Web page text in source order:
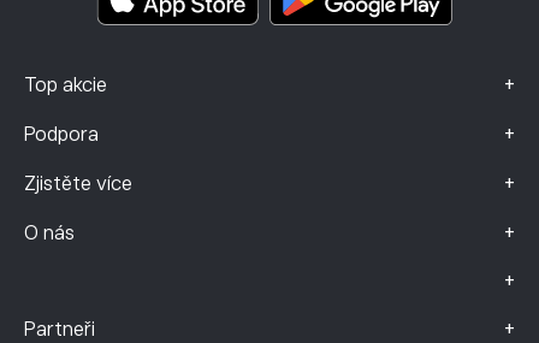
Top akcie +
Podpora +
Zjistěte více +
O nás +
+
Partneři +